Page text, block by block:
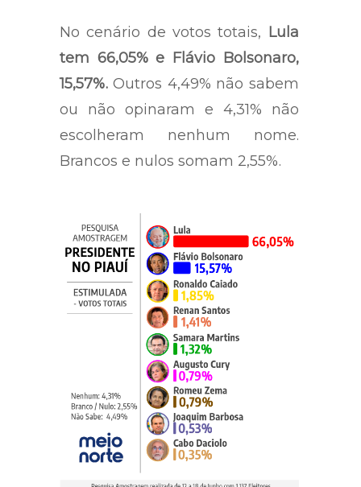
No cenário de votos totais, Lula
tem 66,05% e Flávio Bolsonaro,
15,57%. Outros 4,49% não sabem
ou não opinaram e 4,31% não
escolheram nenhum nome.
Brancos e nulos somam 2,55%.